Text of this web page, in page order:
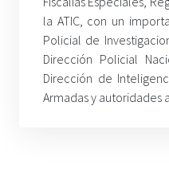
la ATIC, con un
Policial de
Dirección Policial
Dirección de
Armadas y autoridades